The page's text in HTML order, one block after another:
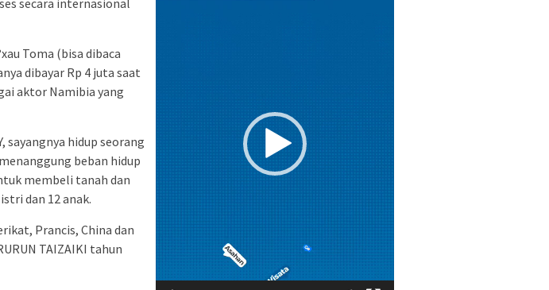
secara internasional
Toma (bisa dibaca
dibayar Rp 4 juta saat
aktor Namibia yang
sayangnya hidup seorang
beban hidup
membeli tanah dan
dan 12 anak.
Prancis, China dan
TAIZAIKI tahun